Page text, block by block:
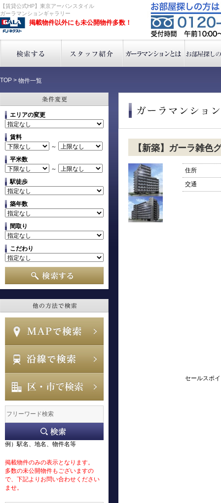
【賃貸公式HP】東京アーバンスタイル
ガーラマンションギャラリー
掲載物件以外にも未公開物件多数！
TOP > 物件一覧
エリアの変更
賃料
～
平米数
～
駅徒歩
築年数
間取り
こだわり
例）駅名、地名、物件名等
掲載物件のみの表示となります。
多数の未公開物件もございますの
で、下記よりお問い合わせください
ませ。
【新築】ガーラ雑色
住所
交通
セールスポ